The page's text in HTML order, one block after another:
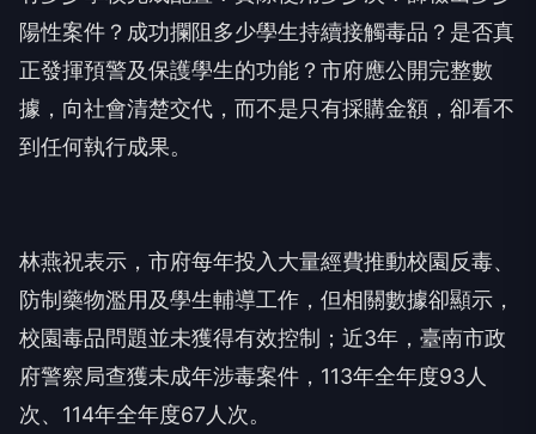
陽性案件？成功攔阻多少學生持續接觸毒品？是否真
正發揮預警及保護學生的功能？市府應公開完整數
據，向社會清楚交代，而不是只有採購金額，卻看不
到任何執行成果。
林燕祝表示，市府每年投入大量經費推動校園反毒、
防制藥物濫用及學生輔導工作，但相關數據卻顯示，
校園毒品問題並未獲得有效控制；近3年，臺南市政
府警察局查獲未成年涉毒案件，113年全年度93人
次、114年全年度67人次。